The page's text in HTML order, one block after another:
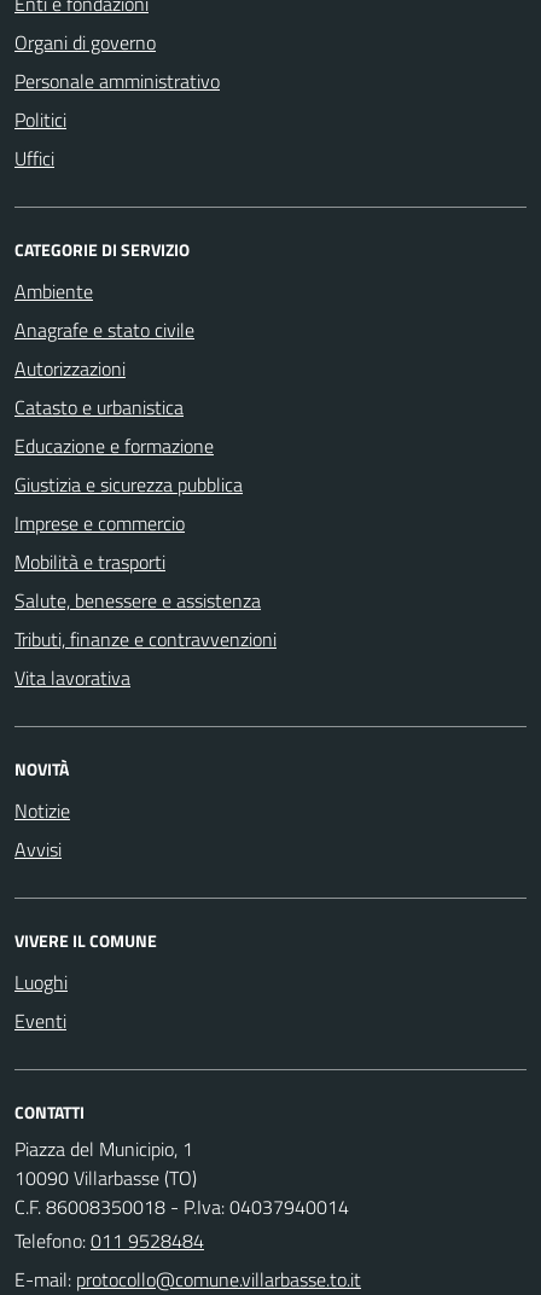
Organi di governo
Personale amministrativo
Politici
Uffici
CATEGORIE DI SERVIZIO
Ambiente
Anagrafe e stato civile
Autorizzazioni
Catasto e urbanistica
Educazione e formazione
Giustizia e sicurezza pubblica
Imprese e commercio
Mobilità e trasporti
Salute, benessere e assistenza
Tributi, finanze e contravvenzioni
Vita lavorativa
NOVITÀ
Notizie
Avvisi
VIVERE IL COMUNE
Luoghi
Eventi
CONTATTI
Piazza del Municipio, 1
10090 Villarbasse (TO)
C.F. 86008350018 - P.Iva: 04037940014
Telefono:011 9528484
E-mail: